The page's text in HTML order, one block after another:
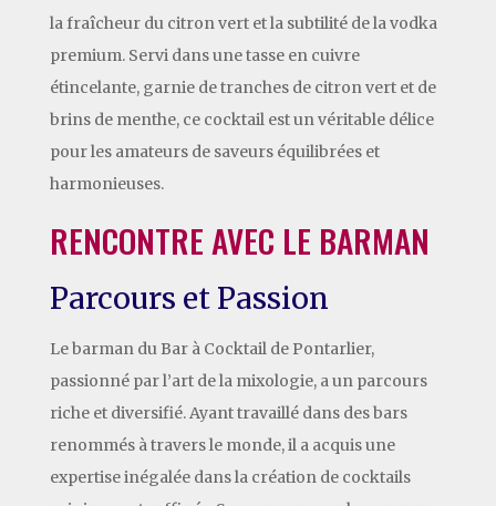
la fraîcheur du citron vert et la subtilité de la vodka
premium. Servi dans une tasse en cuivre
étincelante, garnie de tranches de citron vert et de
brins de menthe, ce cocktail est un véritable délice
pour les amateurs de saveurs équilibrées et
harmonieuses.
RENCONTRE AVEC LE BARMAN
Parcours et Passion
Le barman du Bar à Cocktail de Pontarlier,
passionné par l’art de la mixologie, a un parcours
riche et diversifié. Ayant travaillé dans des bars
renommés à travers le monde, il a acquis une
expertise inégalée dans la création de cocktails